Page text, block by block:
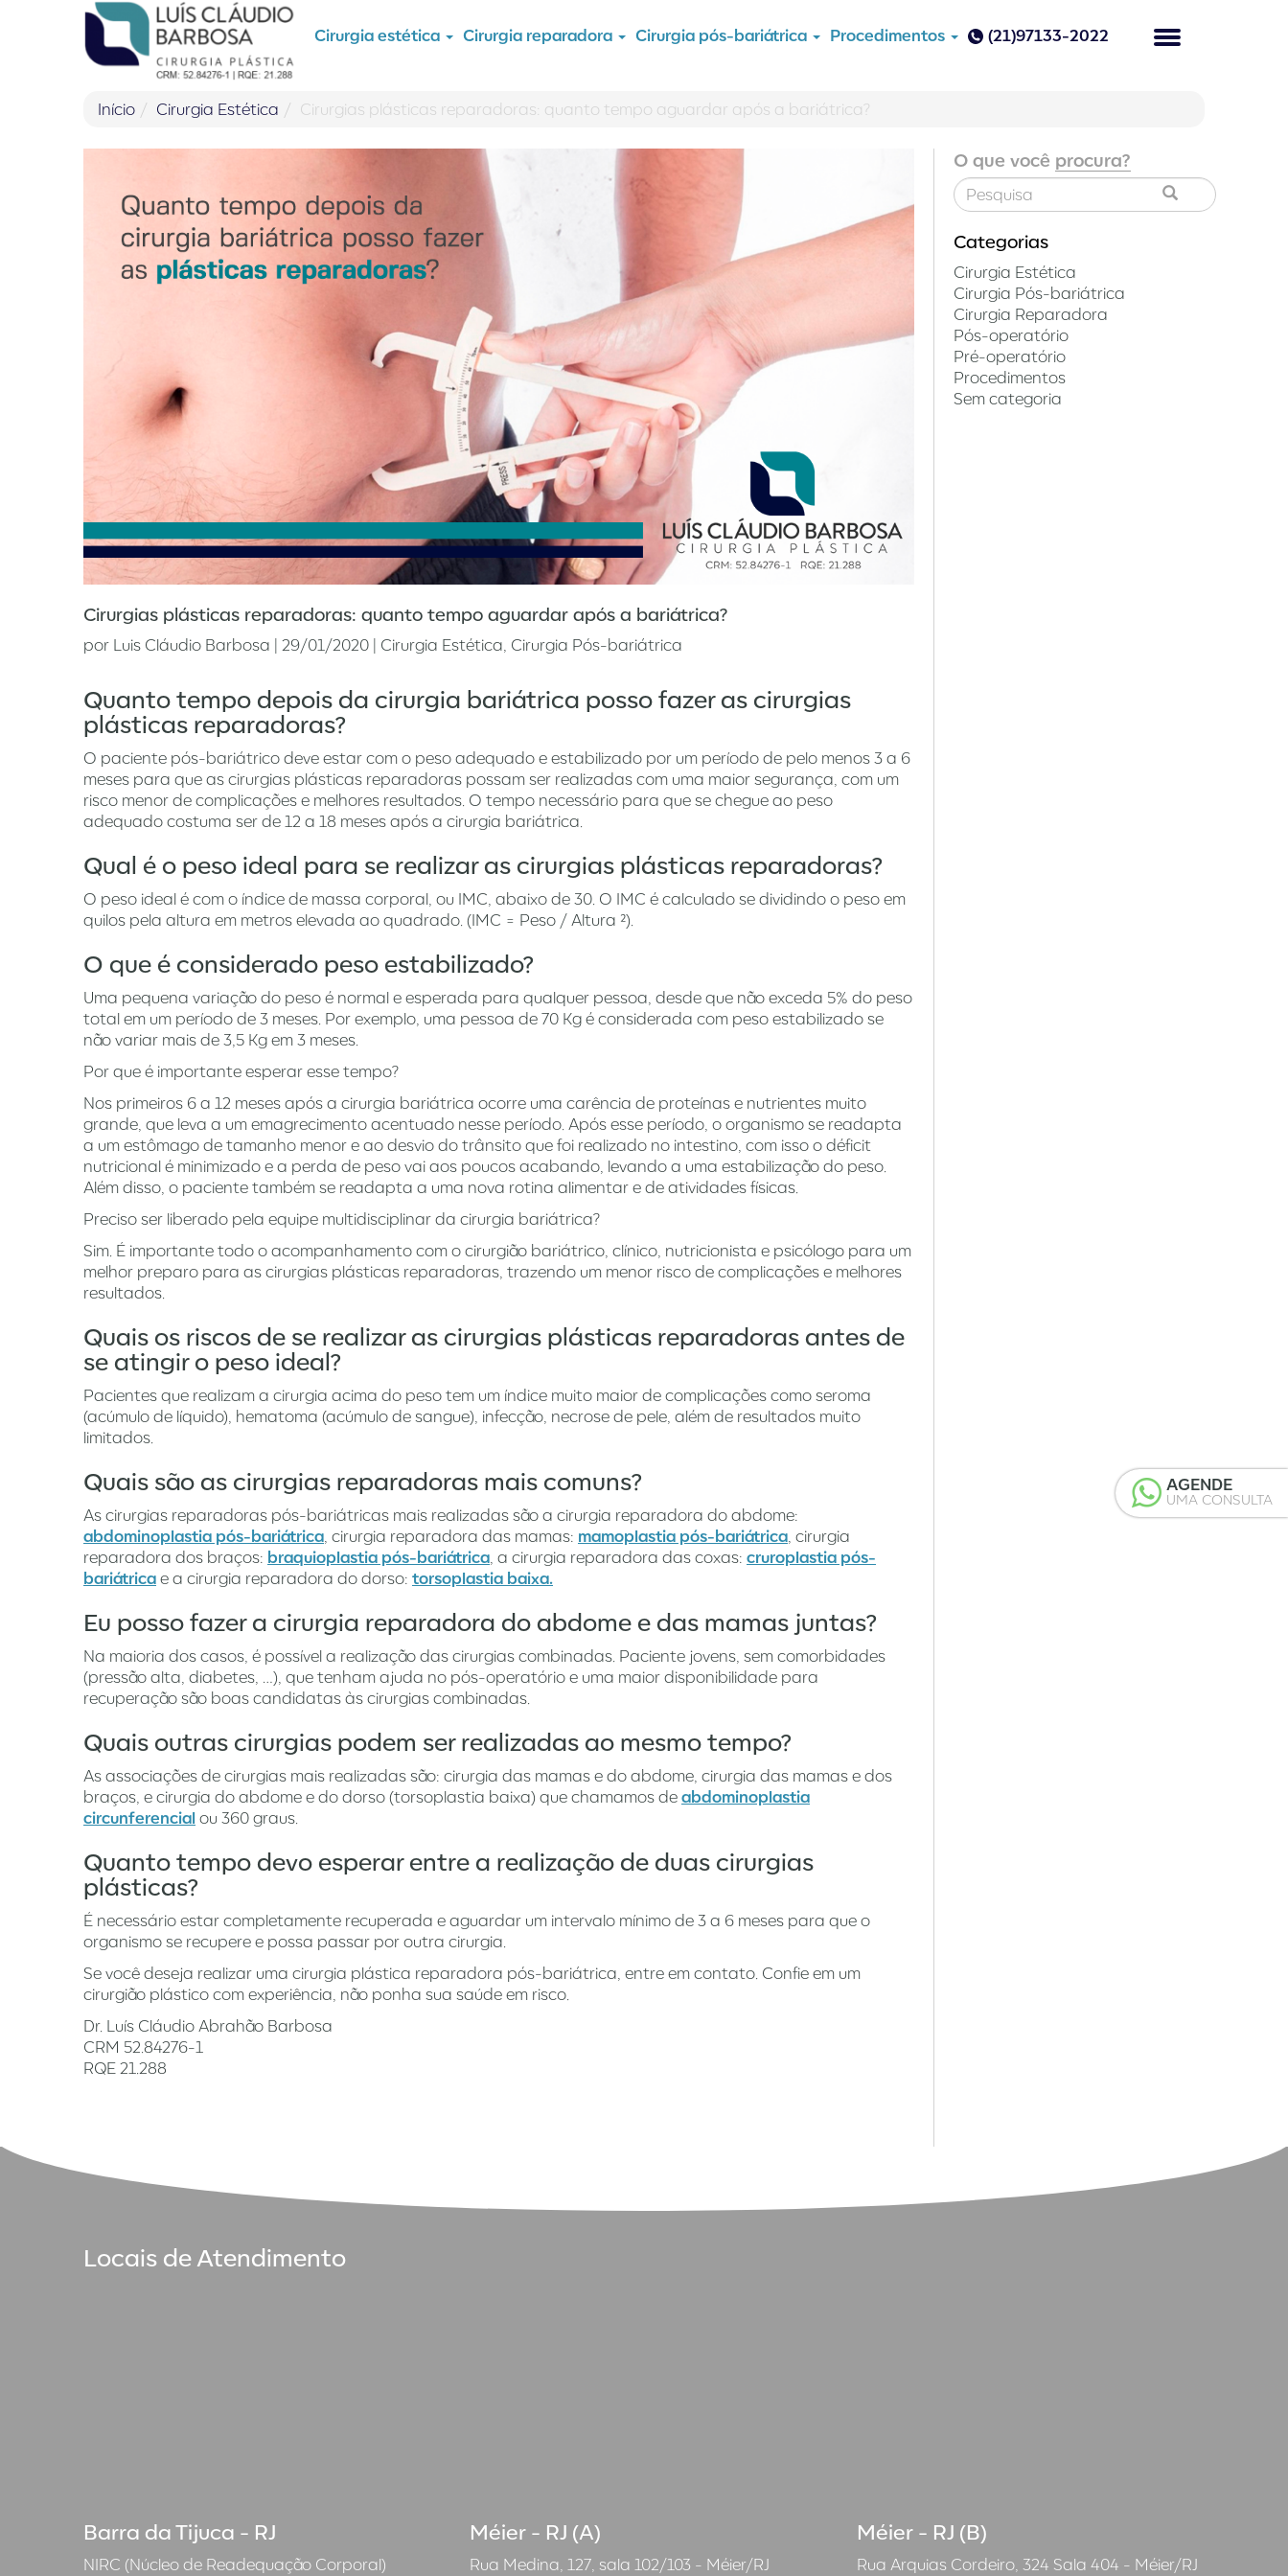
Pular para o conteúdo
Cirurgia estética Cirurgia reparadora Cirurgia pós-bariátrica Procedimentos (21)97133-2022 Alternar
AGENDE
UMA CONSULTA
Início Cirurgia Estética Cirurgias plásticas reparadoras: quanto tempo aguardar após a bariátrica?
Cirurgias plásticas reparadoras: quanto tempo aguardar após a bariátrica?
por Luis Cláudio Barbosa 29/01/2020 Cirurgia Estética, Cirurgia Pós-bariátrica
Quanto tempo depois da cirurgia bariátrica posso fazer as cirurgias
plásticas reparadoras?
O paciente pós-bariátrico deve estar com o peso adequado e estabilizado por um período de pelo menos 3 a 6
meses para que as cirurgias plásticas reparadoras possam ser realizadas com uma maior segurança, com um
risco menor de complicações e melhores resultados. O tempo necessário para que se chegue ao peso
adequado costuma ser de 12 a 18 meses após a cirurgia bariátrica.
Qual é o peso ideal para se realizar as cirurgias plásticas reparadoras?
O peso ideal é com o índice de massa corporal, ou IMC, abaixo de 30. O IMC é calculado se dividindo o peso em
quilos pela altura em metros elevada ao quadrado. (IMC = Peso / Altura ²).
O que é considerado peso estabilizado?
Uma pequena variação do peso é normal e esperada para qualquer pessoa, desde que não exceda 5% do peso
total em um período de 3 meses. Por exemplo, uma pessoa de 70 Kg é considerada com peso estabilizado se
não variar mais de 3,5 Kg em 3 meses.
Por que é importante esperar esse tempo?
Nos primeiros 6 a 12 meses após a cirurgia bariátrica ocorre uma carência de proteínas e nutrientes muito
grande, que leva a um emagrecimento acentuado nesse período. Após esse período, o organismo se readapta
a um estômago de tamanho menor e ao desvio do trânsito que foi realizado no intestino, com isso o déficit
nutricional é minimizado e a perda de peso vai aos poucos acabando, levando a uma estabilização do peso.
Além disso, o paciente também se readapta a uma nova rotina alimentar e de atividades físicas.
Preciso ser liberado pela equipe multidisciplinar da cirurgia bariátrica?
Sim. É importante todo o acompanhamento com o cirurgião bariátrico, clínico, nutricionista e psicólogo para um
melhor preparo para as cirurgias plásticas reparadoras, trazendo um menor risco de complicações e melhores
resultados.
Quais os riscos de se realizar as cirurgias plásticas reparadoras antes de
se atingir o peso ideal?
Pacientes que realizam a cirurgia acima do peso tem um índice muito maior de complicações como seroma
(acúmulo de líquido), hematoma (acúmulo de sangue), infecção, necrose de pele, além de resultados muito
limitados.
Quais são as cirurgias reparadoras mais comuns?
As cirurgias reparadoras pós-bariátricas mais realizadas são a cirurgia reparadora do abdome:
abdominoplastia pós-bariátrica, cirurgia reparadora das mamas: mamoplastia pós-bariátrica, cirurgia
reparadora dos braços: braquioplastia pós-bariátrica, a cirurgia reparadora das coxas: cruroplastia pós-
bariátrica e a cirurgia reparadora do dorso: torsoplastia baixa.
Eu posso fazer a cirurgia reparadora do abdome e das mamas juntas?
Na maioria dos casos, é possível a realização das cirurgias combinadas. Paciente jovens, sem comorbidades
(pressão alta, diabetes, …), que tenham ajuda no pós-operatório e uma maior disponibilidade para
recuperação são boas candidatas às cirurgias combinadas.
Quais outras cirurgias podem ser realizadas ao mesmo tempo?
As associações de cirurgias mais realizadas são: cirurgia das mamas e do abdome, cirurgia das mamas e dos
braços, e cirurgia do abdome e do dorso (torsoplastia baixa) que chamamos de abdominoplastia
circunferencial ou 360 graus.
Quanto tempo devo esperar entre a realização de duas cirurgias
plásticas?
É necessário estar completamente recuperada e aguardar um intervalo mínimo de 3 a 6 meses para que o
organismo se recupere e possa passar por outra cirurgia.
Se você deseja realizar uma cirurgia plástica reparadora pós-bariátrica, entre em contato. Confie em um
cirurgião plástico com experiência, não ponha sua saúde em risco.
Dr. Luís Cláudio Abrahão Barbosa
CRM 52.84276-1
RQE 21.288
O que você procura?
Categorias
Cirurgia Estética
Cirurgia Pós-bariátrica
Cirurgia Reparadora
Pós-operatório
Pré-operatório
Procedimentos
Sem categoria
Locais de Atendimento
Barra da Tijuca - RJ
NIRC (Núcleo de Readequação Corporal)
Méier - RJ (A)
Rua Medina, 127, sala 102/103 - Méier/RJ
Méier - RJ (B)
Rua Arquias Cordeiro, 324 Sala 404 - Méier/RJ